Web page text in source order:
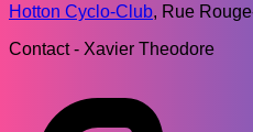
Hotton Cyclo-Club, Rue
Contact - Xavier Theodore